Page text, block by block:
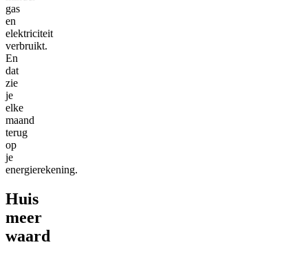
gas
en
elektriciteit
verbruikt.
En
dat
zie
je
elke
maand
terug
op
je
energierekening.
Huis
meer
waard